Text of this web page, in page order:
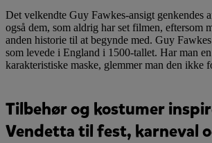
Det velkendte Guy Fawkes-ansigt genkendes
også dem, som aldrig har set filmen, eftersom
anden historie til at begynde med. Guy
som levede i England i 1500-tallet. Har man en
karakteristiske maske, glemmer man den ikke
Tilbehør og kostumer
Vendetta til fest, karneval